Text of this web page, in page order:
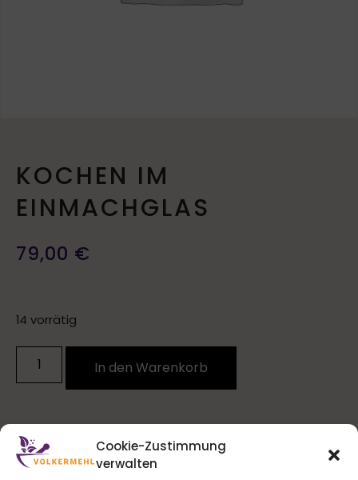
Cookie-Zustimmung
verwalten
KOCHEN IM
EINMACHGLAS
79,00 €
14 vorrätig
In den Warenkorb